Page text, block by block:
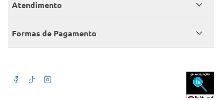
Encontre um Clube
Member’s Mark
Atendimento
Fale conosco
Atendimento em libras
Formas de Pagamento